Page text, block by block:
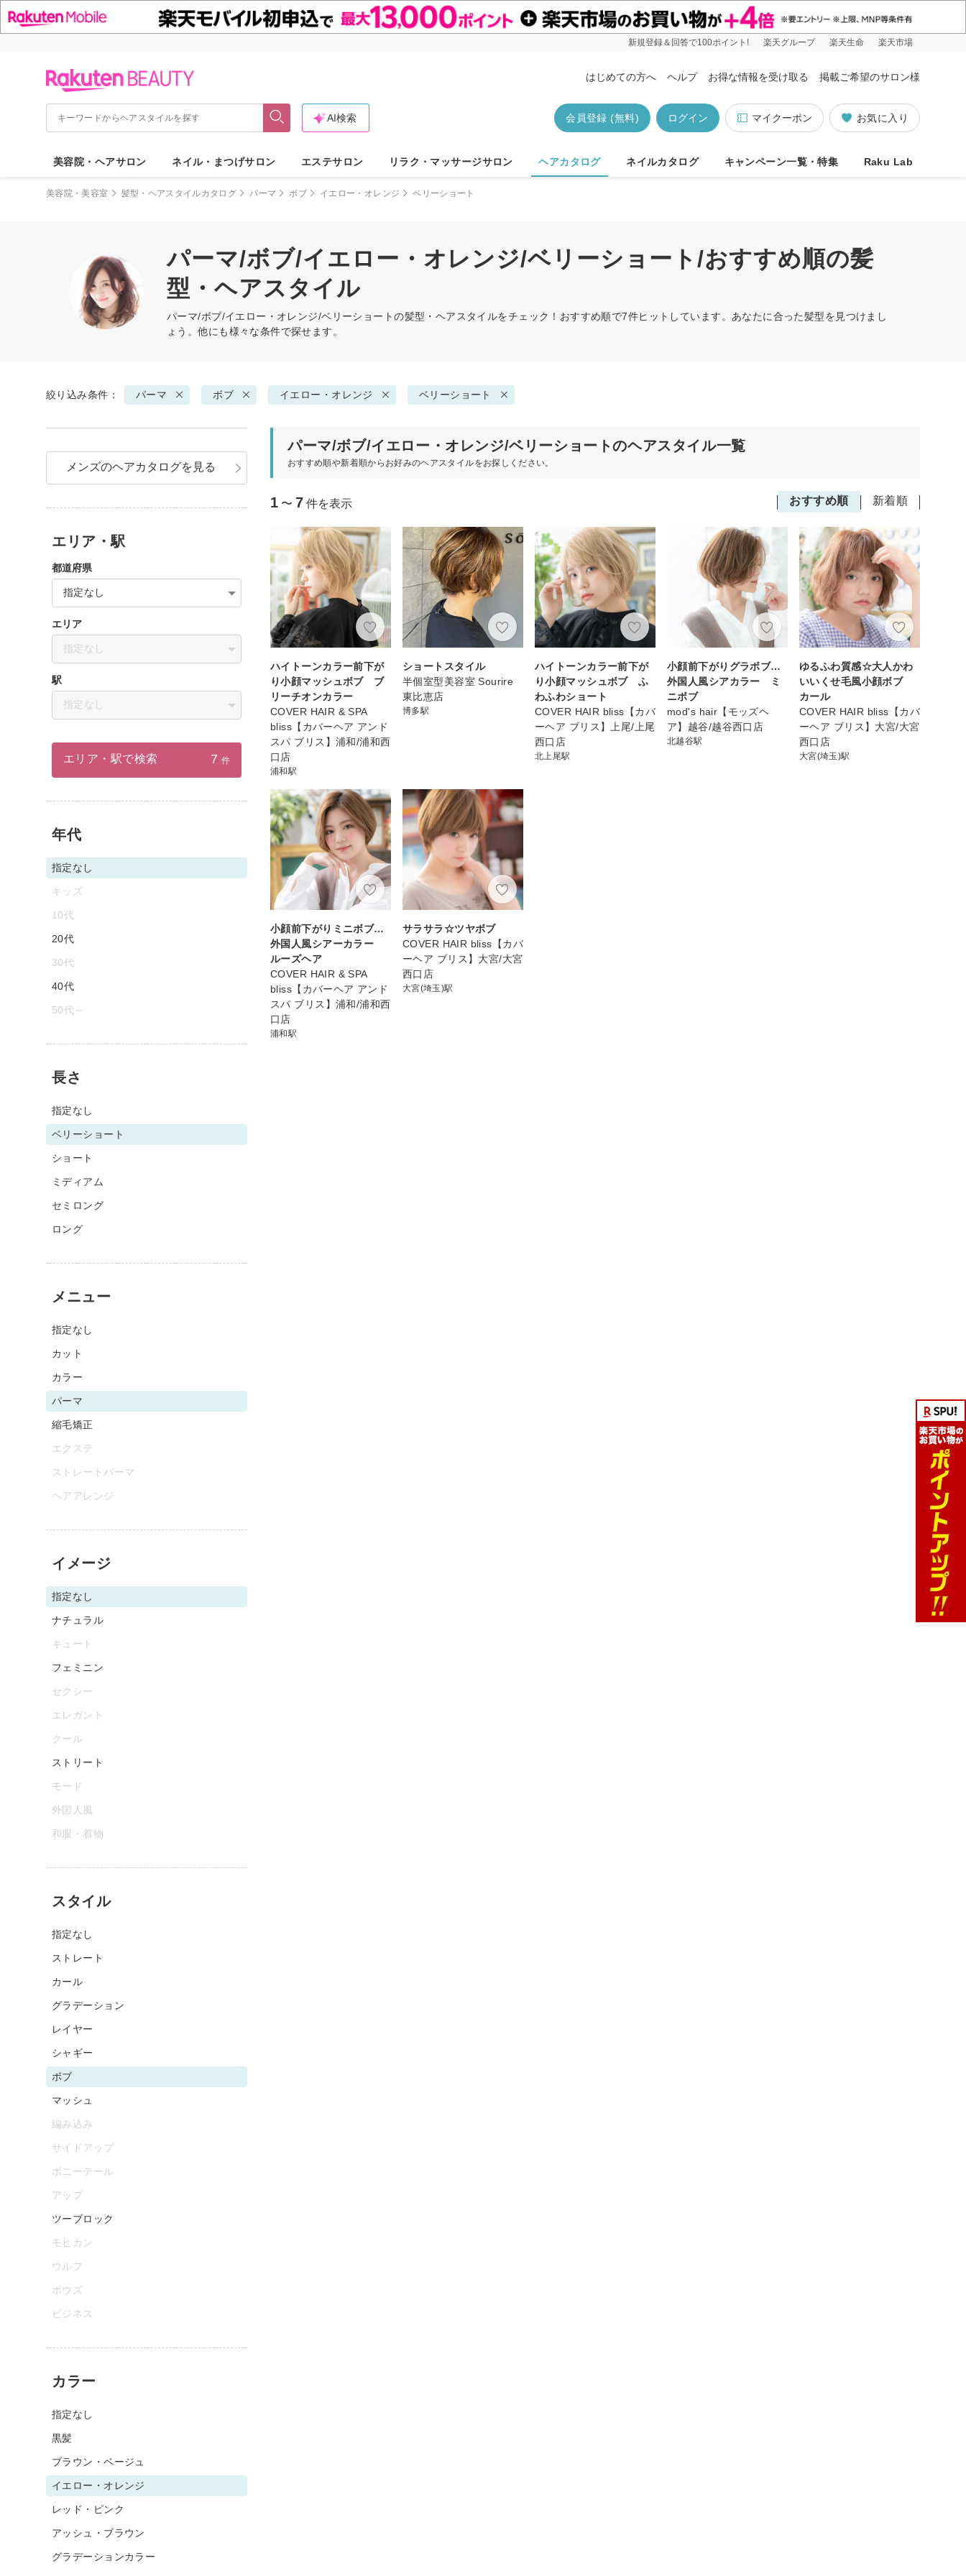
新規登録＆回答で100ポイント! 楽天グループ 楽天生命 楽天市場
はじめての方へ ヘルプ お得な情報を受け取る 掲載ご希望のサロン様
お気に入り
マイクーポン
ログイン
会員登録 (無料)
AI検索
美容院・ヘアサロン ネイル・まつげサロン エステサロン リラク・マッサージサロン ヘアカタログ ネイルカタログ キャンペーン一覧・特集 Raku Lab
美容院・美容室 髪型・ヘアスタイルカタログ パーマ ボブ イエロー・オレンジ ベリーショート
パーマ/ボブ/イエロー・オレンジ/ベリーショート/おすすめ順の髪
型・ヘアスタイル
パーマ/ボブ/イエロー・オレンジ/ベリーショートの髪型・ヘアスタイルをチェック！おすすめ順で7件ヒットしています。あなたに合った髪型を見つけまし
ょう。他にも様々な条件で探せます。
絞り込み条件： パーマ ボブ イエロー・オレンジ ベリーショート
パーマ/ボブ/イエロー・オレンジ/ベリーショートのヘアスタイル一覧
おすすめ順や新着順からお好みのヘアスタイルをお探しください。
おすすめ順 新着順
1 〜 7 件を表示
ハイトーンカラー前下が
り小顔マッシュボブ ブ
リーチオンカラー
COVER HAIR & SPA
bliss【カバーヘア アンド
スパ ブリス】浦和/浦和西
口店
浦和駅
ショートスタイル
半個室型美容室 Sourire
東比恵店
博多駅
ハイトーンカラー前下が
り小顔マッシュボブ ふ
わふわショート
COVER HAIR bliss【カバ
ーヘア ブリス】上尾/上尾
西口店
北上尾駅
小顔前下がりグラボブ…
外国人風シアカラー ミ
ニボブ
mod's hair【モッズヘ
ア】越谷/越谷西口店
北越谷駅
ゆるふわ質感☆大人かわ
いいくせ毛風小顔ボブ
カール
COVER HAIR bliss【カバ
ーヘア ブリス】大宮/大宮
西口店
大宮(埼玉)駅
小顔前下がりミニボブ…
外国人風シアーカラー
ルーズヘア
COVER HAIR & SPA
bliss【カバーヘア アンド
スパ ブリス】浦和/浦和西
口店
浦和駅
サラサラ☆ツヤボブ
COVER HAIR bliss【カバ
ーヘア ブリス】大宮/大宮
西口店
大宮(埼玉)駅
メンズのヘアカタログを見る
エリア・駅
都道府県
指定なし
エリア
指定なし
駅
指定なし
エリア・駅で検索 7 件
年代
指定なし
キッズ
10代
20代
30代
40代
50代～
長さ
指定なし
ベリーショート
ショート
ミディアム
セミロング
ロング
メニュー
指定なし
カット
カラー
パーマ
縮毛矯正
エクステ
ストレートパーマ
ヘアアレンジ
イメージ
指定なし
ナチュラル
キュート
フェミニン
セクシー
エレガント
クール
ストリート
モード
外国人風
和服・着物
スタイル
指定なし
ストレート
カール
グラデーション
レイヤー
シャギー
ボブ
マッシュ
編み込み
サイドアップ
ポニーテール
アップ
ツーブロック
モヒカン
ウルフ
ボウズ
ビジネス
カラー
指定なし
黒髪
ブラウン・ベージュ
イエロー・オレンジ
レッド・ピンク
アッシュ・ブラウン
グラデーションカラー